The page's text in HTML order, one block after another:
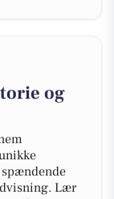
og
Lær